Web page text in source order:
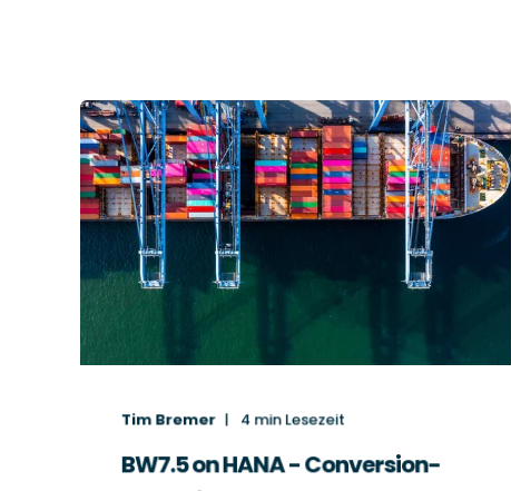
Tim Bremer 4 min Lesezeit
BW7.5 on HANA - Conversion-